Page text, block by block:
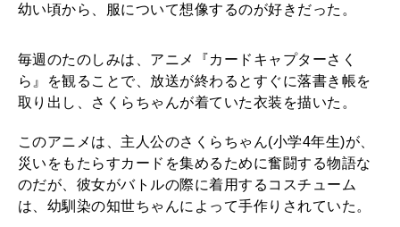
2026年7月号「鎌倉 ローカルが 教えてくれた 本当の歩き方。」
2026年6月号「大銀座 トレンドが生まれる 新しい一流店へ。」
2026年5月号「“大好き”に出会いに。韓国」
2026年4月号「未来をつくる、学びの教科書。」
2026年3月号「スイーツ予想図 2026」
MAGAZINE MOOK
FOLLOW US!
も
ら
い
な
が
ら
作
幼い頃から、服について想像するのが好きだった。
毎週のたのしみは、アニメ『カードキャプターさく
ら』を観ることで、放送が終わるとすぐに落書き帳を
取り出し、さくらちゃんが着ていた衣装を描いた。
このアニメは、主人公のさくらちゃん(小学4年生)が、
災いをもたらすカードを集めるために奮闘する物語な
のだが、彼女がバトルの際に着用するコスチューム
は、幼馴染の知世ちゃんによって手作りされていた。